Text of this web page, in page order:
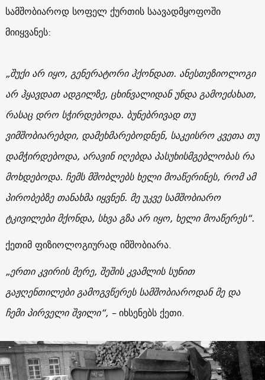
სამშობიაროდ სოფელ ქურთის საავადმყოფოში
მიიყვანეს:
„შუქი არ იყო, გენერატორი ჰქონდათ. ანესთეზიოლოგი
არ ჰყავდათ ადგილზე, ცხინვალიდან უნდა გამოეძახათ,
რასაც დრო სჭირდებოდა. ბუნებრივად თუ
ვიმშობიარებდი, დამეხმარებოდნენ, საკეისრო კვეთა თუ
დამჭირდებოდა, არავინ იღებდა პასუხისმგებლობას რა
მოხდებოდა. ჩემს მშობლებს ხელი მოაწერინეს, რომ ამ
პირობებზე თანახმა იყვნენ. მე უკვე სამშობიარო
ტკივილები მქონდა, სხვა გზა არ იყო, ხელი მოაწერეს“.
ქეთიმ ფიზიოლოგიურად იმშობიარა.
„ერთი კვირის მერე, შეშის კვამლის სუნით
გაჟღენთილები გამოგვწერეს სამშობიაროდან მე და
ჩემი პირველი შვილი“, –იხსენებს ქეთი.